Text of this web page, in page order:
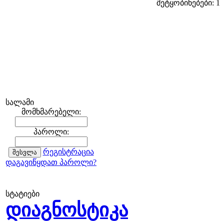
სალამი
მომხმარებელი:
პაროლი:
რეგისტრაცია
დაგავიწყდათ პაროლი?
სტატიები
დიაგნოსტიკა
შეტყობინებები: 1